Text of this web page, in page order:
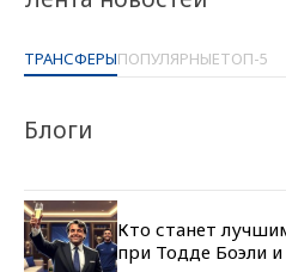
ТРАНСФЕРЫПОПУЛЯРНЫЕТОП-5
Блоги
Кто станет
при Тодде Боэли